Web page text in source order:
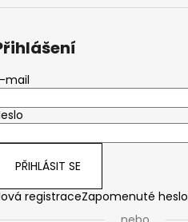
mail
PŘIHLÁSIT SE
registraceZapomenuté heslo